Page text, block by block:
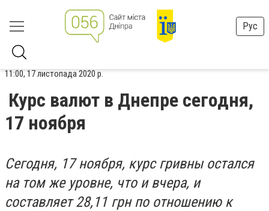
Рус
11:00, 17 листопада 2020 р.
Курс валют в Днепре сегодня,
17 ноября
Сегодня, 17 ноября, курс гривны остался
на том же уровне, что и вчера, и
составляет 28,11 грн по отношению к